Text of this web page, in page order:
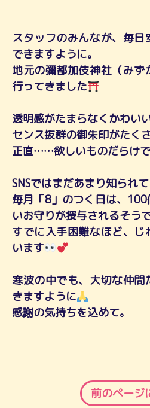
スタッフのみんなが、毎
できますように。
地元の彌都加伎神社（み
行ってきました
透明感がたまらなくかわい
センス抜群の御朱印がたく
正直……欲しいものだらけ
SNSではまだあまり知られ
毎月「8」のつく日は、
いお守りが授与されるそうで
すでに入手困難なほど、
います
寒波の中でも、大切な仲
きますように
感謝の気持ちを込めて。
前のページ